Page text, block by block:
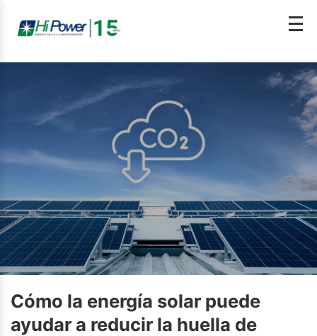
Cómo la energía solar puede
ayudar a reducir la huella de